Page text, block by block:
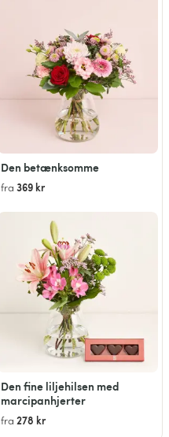
Den betænksomme
fra 369 kr
Den fine liljehilsen med
marcipanhjerter
fra 278 kr